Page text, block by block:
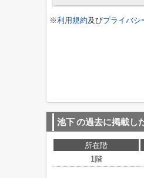
※利用規約及びプライバシ
池下の過去に掲載し
所在階
1階